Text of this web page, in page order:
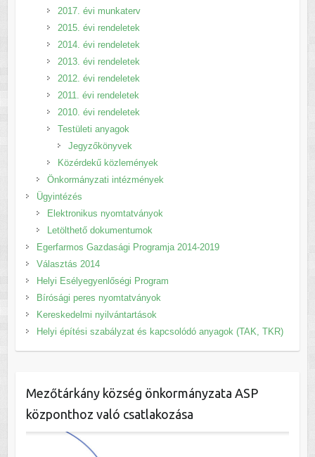
2017. évi munkaterv
2015. évi rendeletek
2014. évi rendeletek
2013. évi rendeletek
2012. évi rendeletek
2011. évi rendeletek
2010. évi rendeletek
Testületi anyagok
Jegyzőkönyvek
Közérdekű közlemények
Önkormányzati intézmények
Ügyintézés
Elektronikus nyomtatványok
Letölthető dokumentumok
Egerfarmos Gazdasági Programja 2014-2019
Választás 2014
Helyi Esélyegyenlőségi Program
Bírósági peres nyomtatványok
Kereskedelmi nyilvántartások
Helyi építési szabályzat és kapcsolódó anyagok (TAK, TKR)
Mezőtárkány község önkormányzata ASP
központhoz való csatlakozása